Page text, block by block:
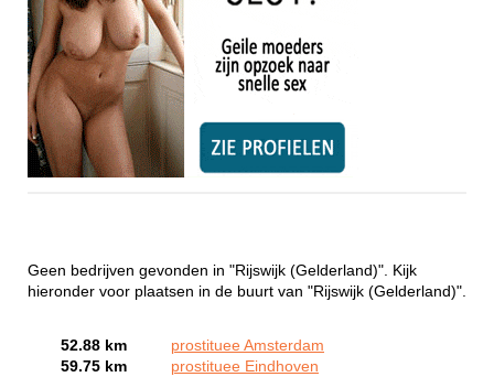
Geen bedrijven gevonden in "Rijswijk (Gelderland)". Kijk
hieronder voor plaatsen in de buurt van "Rijswijk (Gelderland)".
52.88 km
prostituee Amsterdam
59.75 km
prostituee Eindhoven